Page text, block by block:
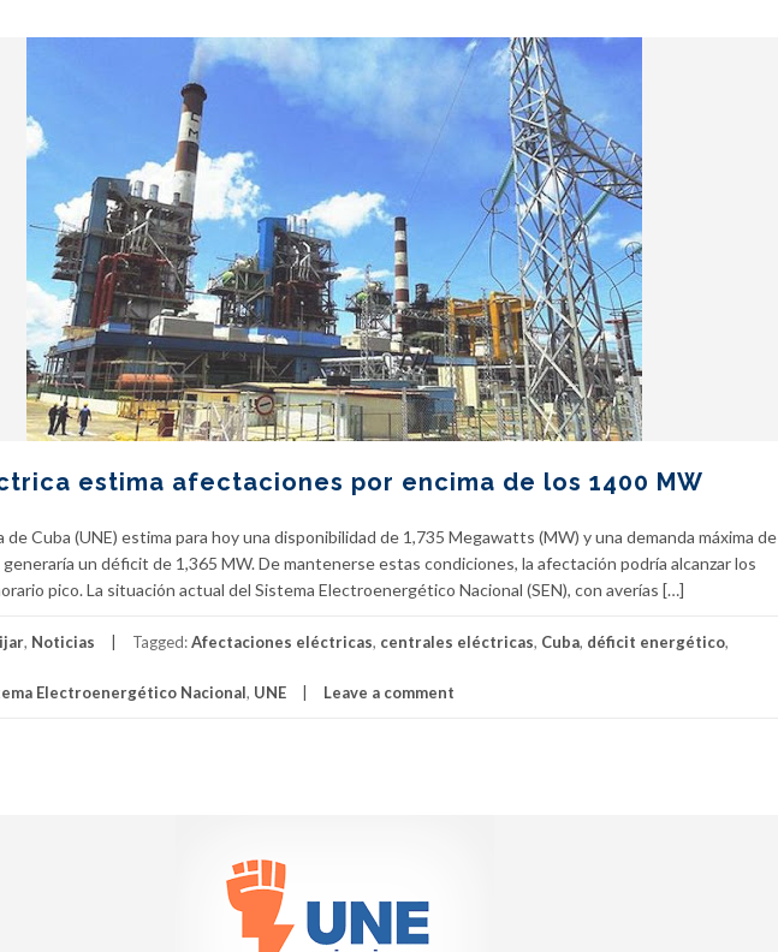
estima afectaciones por encima de los 1400 MW
de Cuba (UNE) estima para hoy una disponibilidad de 1,735 Megawatts (MW) y una demanda máxima de
un déficit de 1,365 MW. De mantenerse estas condiciones, la afectación podría alcanzar los
pico. La situación actual del Sistema Electroenergético Nacional (SEN), con averías […]
, Noticias Tagged:Afectaciones eléctricas, centrales eléctricas, Cuba, déficit energético,
Electroenergético Nacional, UNE Leave a comment